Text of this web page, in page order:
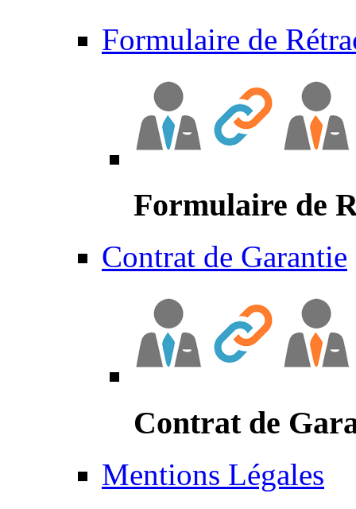
Formulaire de
Formulaire de
Contrat de Garantie
Contrat de
Mentions Légales